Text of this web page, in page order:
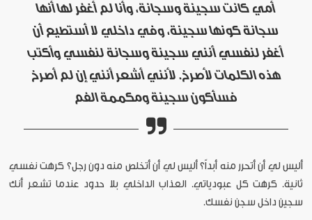
أمي كانت سجينة وسجانة، وأنا لم أغفر لها أنها
سجانة كونها سجينة، وفي داخلي لا أستطيع أن
أغفر لنفسي أنني سجينة وسجانة لنفسي وأكتب
هذه الكلمات لأصرخ. لأنني أشعر أنني إن لم أصرخ
فسأكون سجينة ومكممة الفم
أليس لي أن أتحرر منه أبداً؟ أليس لي أن أتخلص منه دون رجل؟ كرهت نفسي
ثانية. كرهت كل عبودياتي. العذاب الداخلي بلا حدود عندما تشعر أنك
سجين داخل سجن نفسك.